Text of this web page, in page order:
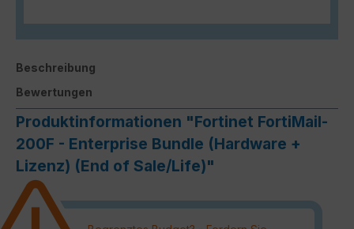
Beschreibung
Bewertungen
Produktinformationen "Fortinet FortiMail-
200F - Enterprise Bundle (Hardware +
Lizenz) (End of Sale/Life)"